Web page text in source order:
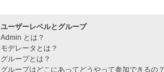
ユーザーレベルとグループ
Admin とは？
モデレータとは？
グループとは？
グループはどこにあってどうやって参加できるの？